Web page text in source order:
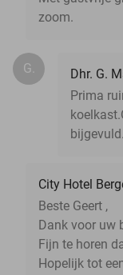
zoom.
G.
Dhr. G.
Prima
City Hotel
Beste Geert ,
Dank voor uw
Fijn te horen
Hopelijk tot